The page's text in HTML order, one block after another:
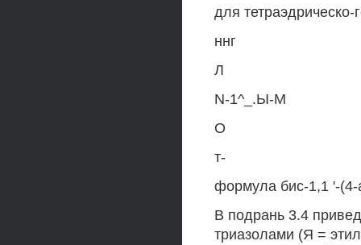
для
ннг
Л
N-1^_.Ы-М
О
т-
формула бис-1,1 '-(4-
В подрань 3.4
триазолами (Я =